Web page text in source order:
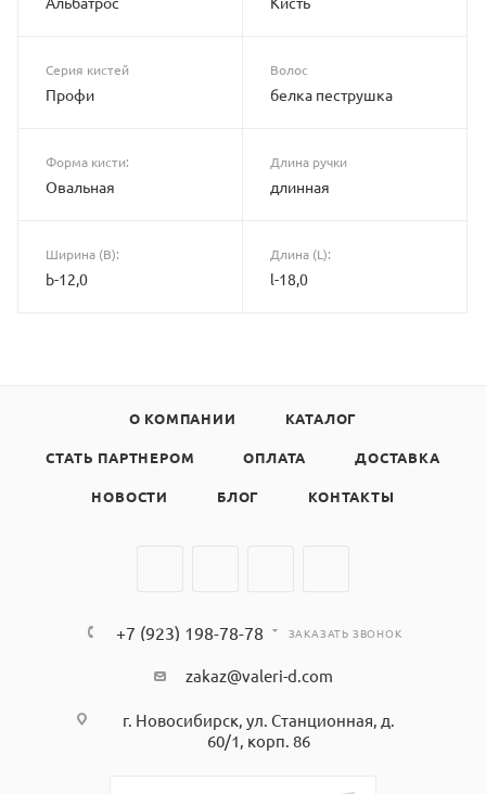
Серия кистей
Профи
Волос
белка пеструшка
Форма кисти:
Овальная
Длина ручки
длинная
Ширина (B):
b-12,0
Длина (L):
l-18,0
О КОМПАНИИ КАТАЛОГ
СТАТЬ ПАРТНЕРОМ ОПЛАТА ДОСТАВКА
НОВОСТИ БЛОГ КОНТАКТЫ
+7 (923) 198-78-78 ЗАКАЗАТЬ ЗВОНОК
zakaz@valeri-d.com
г. Новосибирск, ул. Станционная, д.
60/1, корп. 86